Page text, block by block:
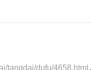
tangdai/dufu/4658.html